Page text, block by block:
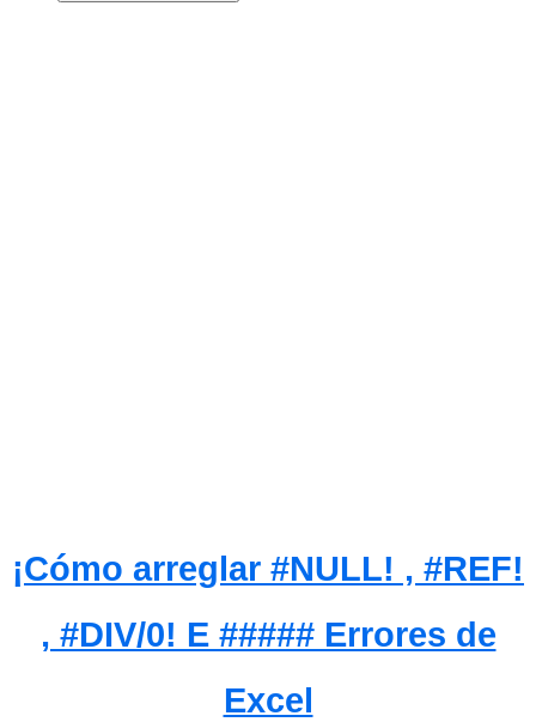
¡Cómo arreglar #NULL! , #REF!
, #DIV/0! E ##### Errores de
Excel